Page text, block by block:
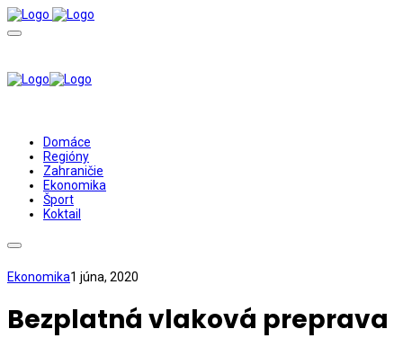
Domáce
Regióny
Zahraničie
Ekonomika
Šport
Koktail
Ekonomika1 júna, 2020
Bezplatná vlaková preprava